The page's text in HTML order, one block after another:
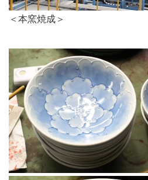
＜本窯焼成＞